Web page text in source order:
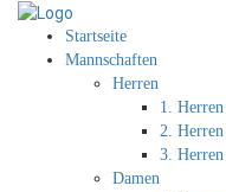
Startseite
Mannschaften
Herren
1. Herren
2. Herren
3. Herren
Damen